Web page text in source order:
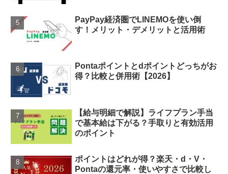
PayPay経済圏でLINEMOを使い倒
す！メリット・デメリットと活用術
Pontaポイントとdポイントどっちがお
得？比較と併用術【2026】
【給与明細で解説】ライフプラン手当
で基本給は下がる？手取りと有効活用
のポイント
ポイントはどれが得？楽天・d・V・
Pontaの還元率・使いやすさで比較し